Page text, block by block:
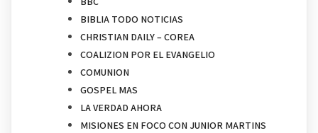
BIBLIA TODO NOTICIAS
CHRISTIAN DAILY – COREA
COALIZION POR EL EVANGELIO
COMUNION
GOSPEL MAS
LA VERDAD AHORA
MISIONES EN FOCO CON JUNIOR MARTINS